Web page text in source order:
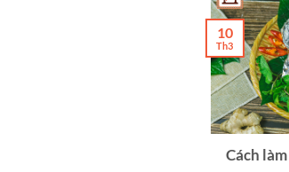
Cách
10
Th3